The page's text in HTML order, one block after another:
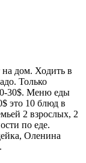
дом. Ходить в
Только
30$. Меню еды
это 10 блюд в
2 взрослых, 2
по еде.
Оленина